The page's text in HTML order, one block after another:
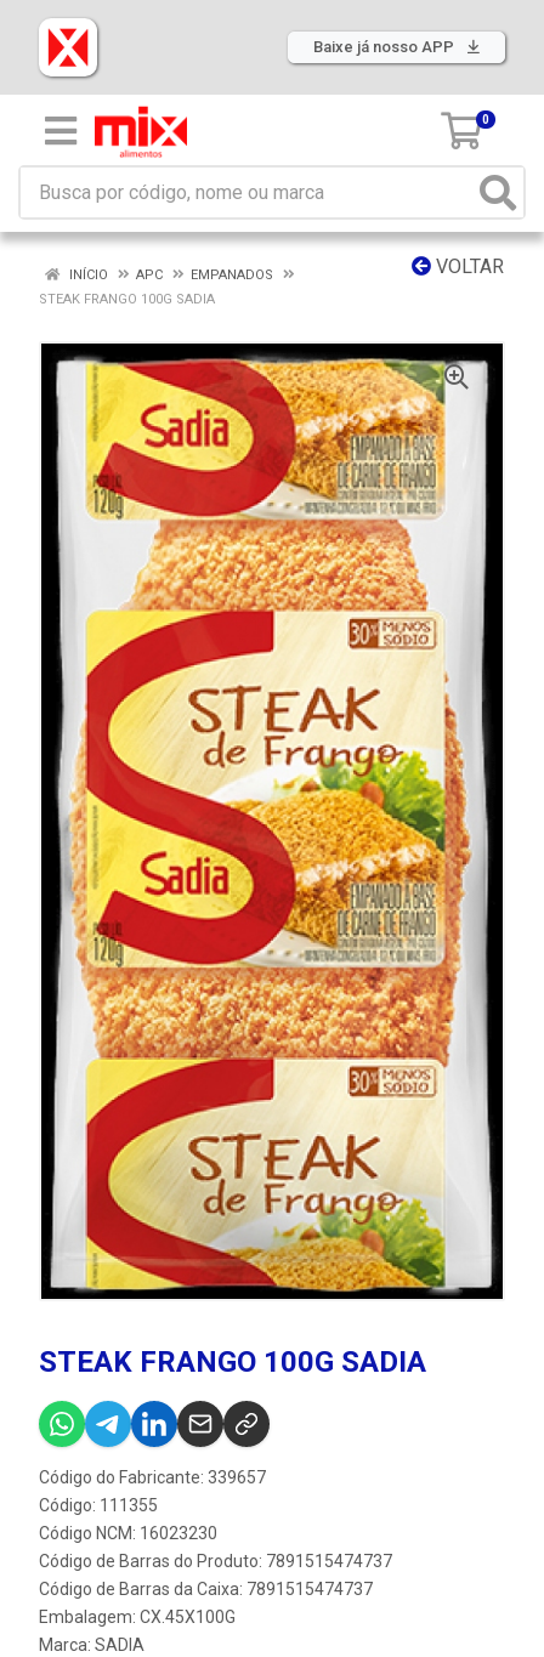
Baixe já nosso APP
0
VOLTAR
INÍCIO APC
EMPANADOS
STEAK FRANGO 100G SADIA
STEAK FRANGO 100G SADIA
Código do Fabricante: 339657
Código: 111355
Código NCM: 16023230
Código de Barras do Produto: 7891515474737
Código de Barras da Caixa: 7891515474737
Embalagem: CX.45X100G
Marca: SADIA